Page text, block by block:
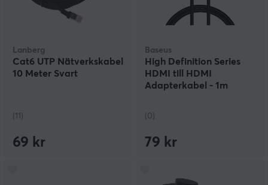
Lanberg
Cat6 UTP Nätverkskabel
10 Meter Svart
(11)
69 kr
Baseus
High Definition Series
HDMI till HDMI
Adapterkabel - 1m
(0)
79 kr